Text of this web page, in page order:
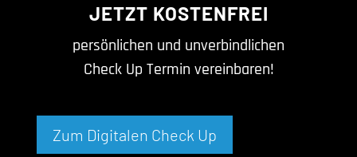
JETZT KOSTENFREI
persönlichen und unverbindlichen
Check Up Termin vereinbaren!
Zum Digitalen Check Up